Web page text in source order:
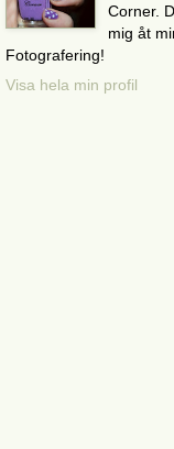
Corner.
mig åt
Fotografering!
Visa hela min profil